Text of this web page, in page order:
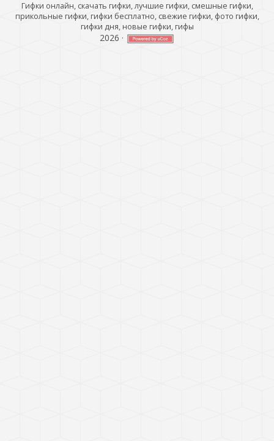
Гифки онлайн, скачать гифки, лучшие гифки, смешные гифки,
прикольные гифки, гифки бесплатно, свежие гифки, фото гифки,
гифки дня, новые гифки, гифы
2026 ·